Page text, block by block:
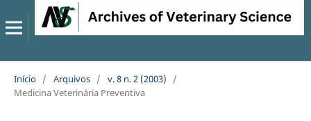
Início / Arquivos / v. 8 n. 2 (2003)
/
Medicina Veterinária Preventiva